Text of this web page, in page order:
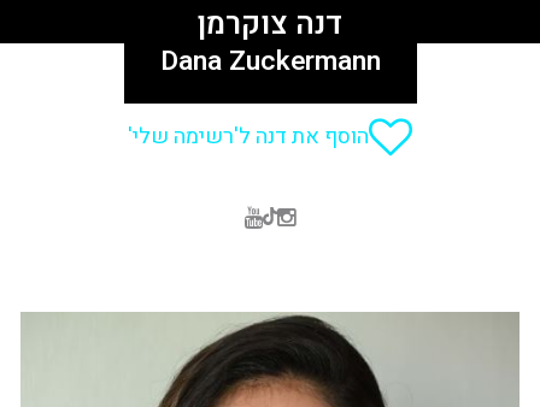
דנה צוקרמן
Dana Zuckermann
הוסף את דנה ל'רשימה שלי'